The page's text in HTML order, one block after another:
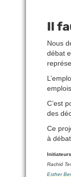
Il
Nous
débat
C’est
des
Ce
à
Rachid
Esther